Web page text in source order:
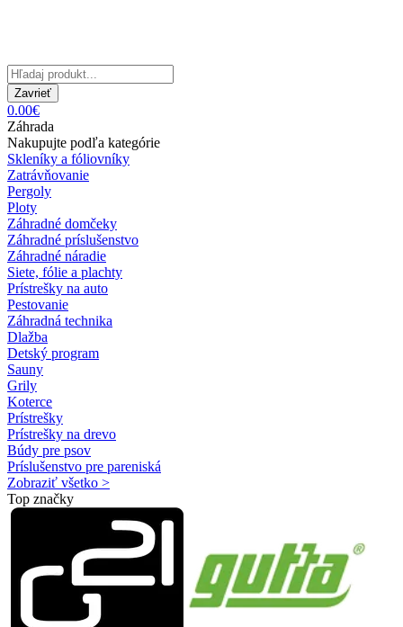
Zavrieť
0.00€
Záhrada
Nakupujte podľa kategórie
Skleníky a fóliovníky
Zatrávňovanie
Pergoly
Ploty
Záhradné domčeky
Záhradné príslušenstvo
Záhradné náradie
Siete, fólie a plachty
Prístrešky na auto
Pestovanie
Záhradná technika
Dlažba
Detský program
Sauny
Grily
Koterce
Prístrešky
Prístrešky na drevo
Búdy pre psov
Príslušenstvo pre pareniská
Zobraziť všetko >
Top značky